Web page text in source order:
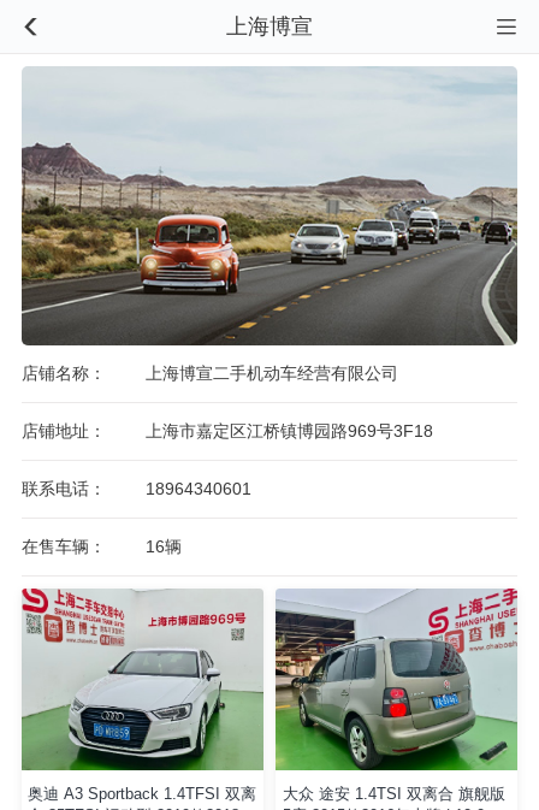
 上海博宣 
店铺名称： 上海博宣二手机动车经营有限公司
店铺地址： 上海市嘉定区江桥镇博园路969号3F18
联系电话： 18964340601
在售车辆： 16辆
奥迪 A3 Sportback 1.4TFSI 双离
大众 途安 1.4TSI 双离合 旗舰版